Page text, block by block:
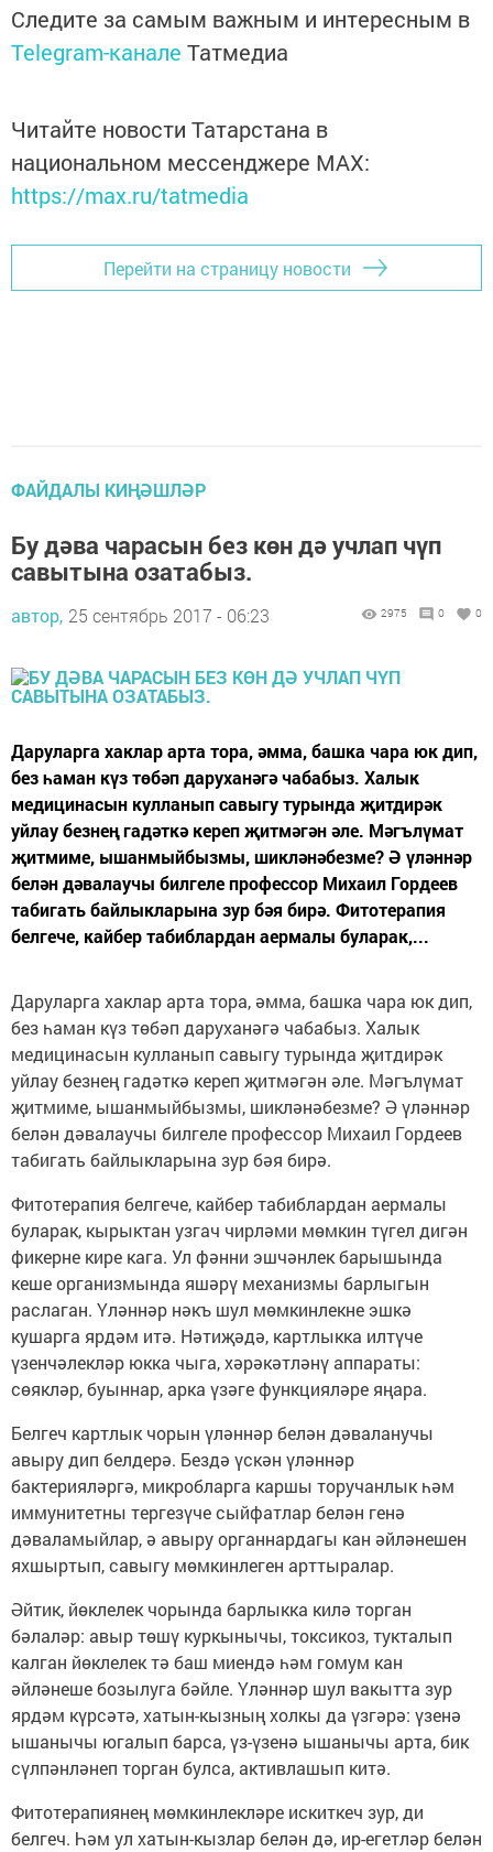
Следите за самым важным и интересным в
Telegram-канале Татмедиа
Читайте новости Татарстана в
национальном мессенджере MАХ:
https://max.ru/tatmedia
Перейти на страницу новости
ФАЙДАЛЫ КИҢӘШЛӘР
Бу дәва чарасын без көн дә учлап чүп
савытына озатабыз.
автор, 25 сентябрь 2017 - 06:23 2975 0 0
Даруларга хаклар арта тора, әмма, башка чара юк дип,
без һаман күз төбәп даруханәгә чабабыз. Халык
медицинасын кулланып савыгу турында җитдирәк
уйлау безнең гадәткә кереп җитмәгән әле. Мәгълүмат
җитмиме, ышанмыйбызмы, шикләнәбезме? Ә үләннәр
белән дәвалаучы билгеле профессор Михаил Гордеев
табигать байлыкларына зур бәя бирә. Фитотерапия
белгече, кайбер табиблардан аермалы буларак,...
Даруларга хаклар арта тора, әмма, башка чара юк дип,
без һаман күз төбәп даруханәгә чабабыз. Халык
медицинасын кулланып савыгу турында җитдирәк
уйлау безнең гадәткә кереп җитмәгән әле. Мәгълүмат
җитмиме, ышанмыйбызмы, шикләнәбезме? Ә үләннәр
белән дәвалаучы билгеле профессор Михаил Гордеев
табигать байлыкларына зур бәя бирә.
Фитотерапия белгече, кайбер табиблардан аермалы
буларак, кырыктан узгач чирләми мөмкин түгел дигән
фикерне кире кага. Ул фәнни эшчәнлек барышында
кеше организмында яшәрү механизмы барлыгын
раслаган. Үләннәр нәкъ шул мөмкинлекне эшкә
кушарга ярдәм итә. Нәтиҗәдә, картлыкка илтүче
үзенчәлекләр юкка чыга, хәрәкәтләнү аппараты:
сөякләр, буыннар, арка үзәге функцияләре яңара.
Белгеч картлык чорын үләннәр белән дәваланучы
авыру дип белдерә. Бездә үскән үләннәр
бактерияләргә, микробларга каршы торучанлык һәм
иммунитетны тергезүче сыйфатлар белән генә
дәваламыйлар, ә авыру органнардагы кан әйләнешен
яхшыртып, савыгу мөмкинлеген арттыралар.
Әйтик, йөклелек чорында барлыкка килә торган
бәлаләр: авыр төшү куркынычы, токсикоз, тукталып
калган йөклелек тә баш миендә һәм гомум кан
әйләнеше бозылуга бәйле. Үләннәр шул вакытта зур
ярдәм күрсәтә, хатын-кызның холкы да үзгәрә: үзенә
ышанычы югалып барса, үз-үзенә ышанычы арта, бик
сүлпәнләнеп торган булса, активлашып китә.
Фитотерапиянең мөмкинлекләре искиткеч зур, ди
белгеч. Һәм ул хатын-кызлар белән дә, ир-егетләр белән